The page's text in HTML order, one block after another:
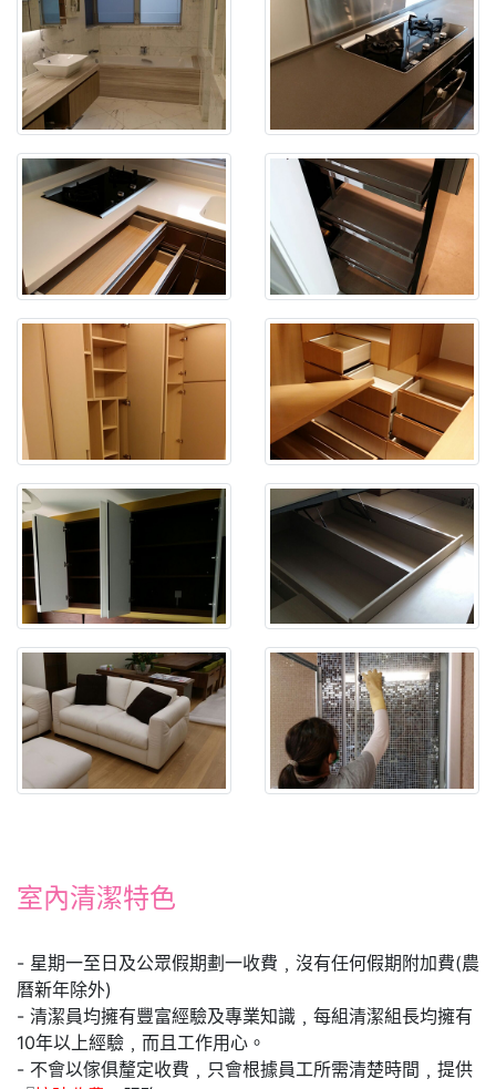
室內清潔特色
- 星期一至日及公眾假期劃一收費﹐沒有任何假期附加費(農
曆新年除外)
- 清潔員均擁有豐富經驗及專業知識﹐每組清潔組長均擁有
10年以上經驗﹐而且工作用心。
- 不會以傢俱釐定收費﹐只會根據員工所需清楚時間﹐提供